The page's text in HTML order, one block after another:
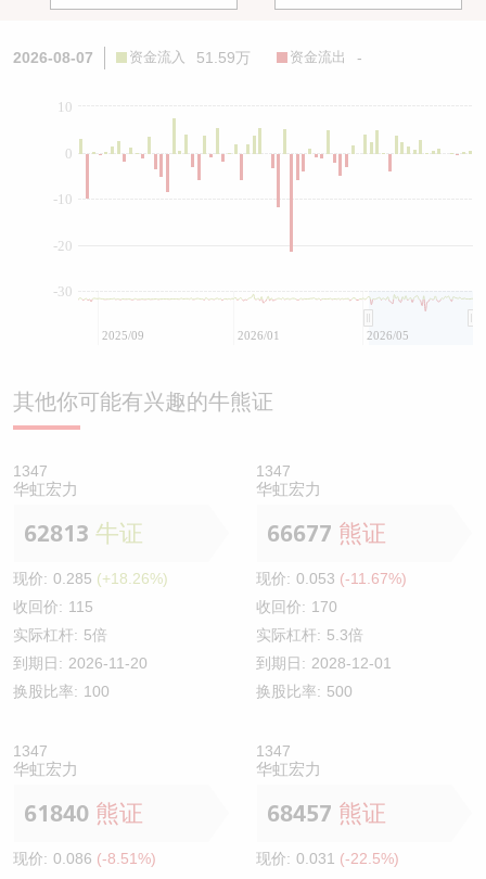
2026-08-07 资金流入 51.59万 资金流出 -
-20
0
-30
-10
10
2025/09 2026/01 2026/05
其他你可能有兴趣的牛熊证
1347
华虹宏力
62813 牛证
现价: 0.285 (+18.26%)
收回价: 115
实际杠杆: 5倍
到期日: 2026-11-20
换股比率: 100
1347
华虹宏力
66677 熊证
现价: 0.053 (-11.67%)
收回价: 170
实际杠杆: 5.3倍
到期日: 2028-12-01
换股比率: 500
1347
华虹宏力
61840 熊证
现价: 0.086 (-8.51%)
1347
华虹宏力
68457 熊证
现价: 0.031 (-22.5%)